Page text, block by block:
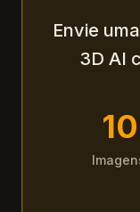
Envie
3D AI